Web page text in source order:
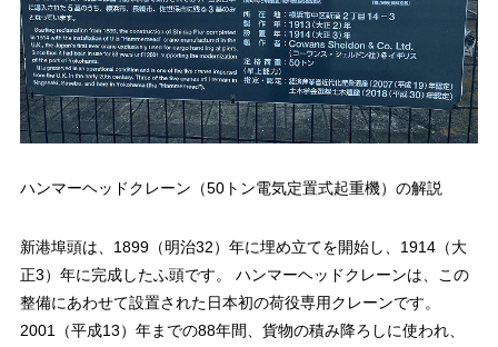
ハンマーヘッドクレーン（50トン電気定置式起重機）の解説
新港埠頭は、1899（明治32）年に埋め立てを開始し、1914（大
正3）年に完成したふ頭です。 ハンマーヘッドクレーンは、この
整備にあわせて設置された日本初の荷役専用クレーンです。
2001（平成13）年までの88年間、貨物の積み降ろしに使われ、